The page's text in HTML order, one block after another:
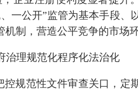
一公开”监管为基本手段、
制，营造公平竞争的市场环
治理规范化程序化法治化
控规范性文件审查关口，定